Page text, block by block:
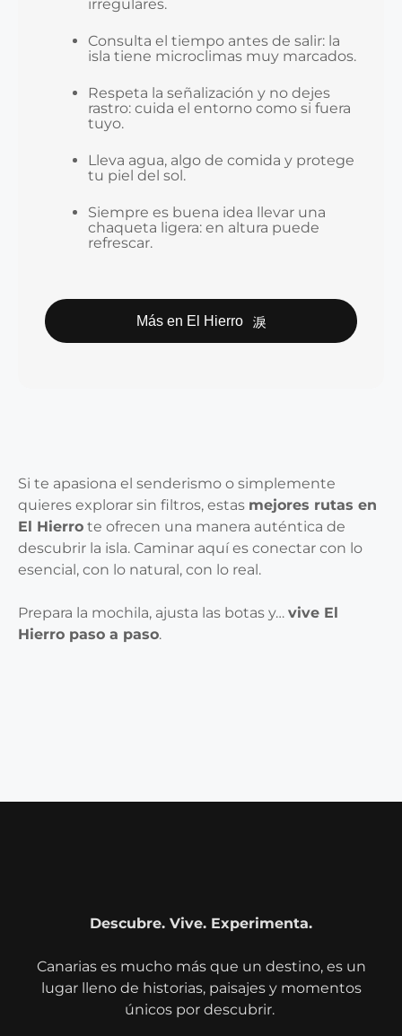
irregulares.
Consulta el tiempo antes de salir: la
isla tiene microclimas muy marcados.
Respeta la señalización y no dejes
rastro: cuida el entorno como si fuera
tuyo.
Lleva agua, algo de comida y protege
tu piel del sol.
Siempre es buena idea llevar una
chaqueta ligera: en altura puede
refrescar.
Más en El Hierro
Si te apasiona el senderismo o simplemente
quieres explorar sin filtros, estas mejores rutas en
El Hierro te ofrecen una manera auténtica de
descubrir la isla. Caminar aquí es conectar con lo
esencial, con lo natural, con lo real.
Prepara la mochila, ajusta las botas y… vive El
Hierro paso a paso.
Descubre. Vive. Experimenta.
Canarias es mucho más que un destino, es un
lugar lleno de historias, paisajes y momentos
únicos por descubrir.